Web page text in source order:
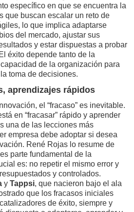
específico en que se encuentra la
que buscan escalar un reto de
lo que implica adaptarse
del mercado, ajustar sus
y estar dispuestas a probar
éxito depende tanto de la
de la organización para
toma de decisiones.
aprendizajes rápidos
el “fracaso” es inevitable.
en “fracasar” rápido y aprender
una de las lecciones más
empresa debe adoptar si desea
René Rojas lo resume de
parte fundamental de la
es: no repetir el mismo error y
y controlados.
y Tappsi, que nacieron bajo el ala
que los fracasos iniciales
de éxito, siempre y